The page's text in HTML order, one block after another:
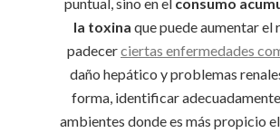
la toxina que puede aumentar el
padecerciertas enfermedades
daño hepático y problemas
forma, identificar
ambientes donde es más propicio